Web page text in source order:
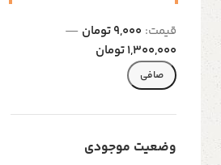
صافی
قيمت: 9,000 تومان
—
1,300,000 تومان
وضعیت موجودی